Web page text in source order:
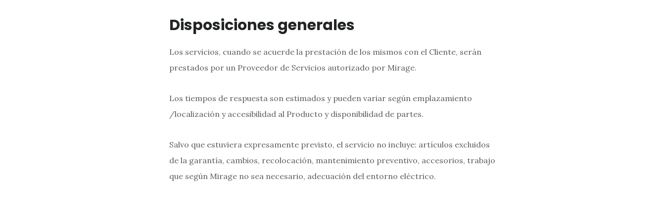
Disposiciones generales
Los servicios, cuando se acuerde la prestación de los mismos con el Cliente, serán
prestados por un Proveedor de Servicios autorizado por Mirage.
Los tiempos de respuesta son estimados y pueden variar según emplazamiento
/localización y accesibilidad al Producto y disponibilidad de partes.
Salvo que estuviera expresamente previsto, el servicio no incluye: artículos excluidos
de la garantía, cambios, recolocación, mantenimiento preventivo, accesorios, trabajo
que según Mirage no sea necesario, adecuación del entorno eléctrico.